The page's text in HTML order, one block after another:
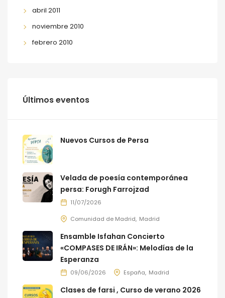
abril 2011
noviembre 2010
febrero 2010
Últimos eventos
Nuevos Cursos de Persa
Velada de poesía contemporánea
persa: Forugh Farrojzad
11/07/2026
Comunidad de Madrid Madrid
Ensamble Isfahan Concierto
«COMPASES DE IRÁN»: Melodías de la
Esperanza
09/06/2026 España Madrid
Clases de farsi , Curso de verano 2026